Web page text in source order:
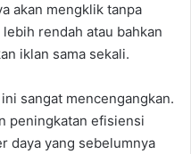
akan mengklik tanpa
rendah atau bahkan
iklan sama sekali.
sangat mencengangkan.
peningkatan efisiensi
daya yang sebelumnya